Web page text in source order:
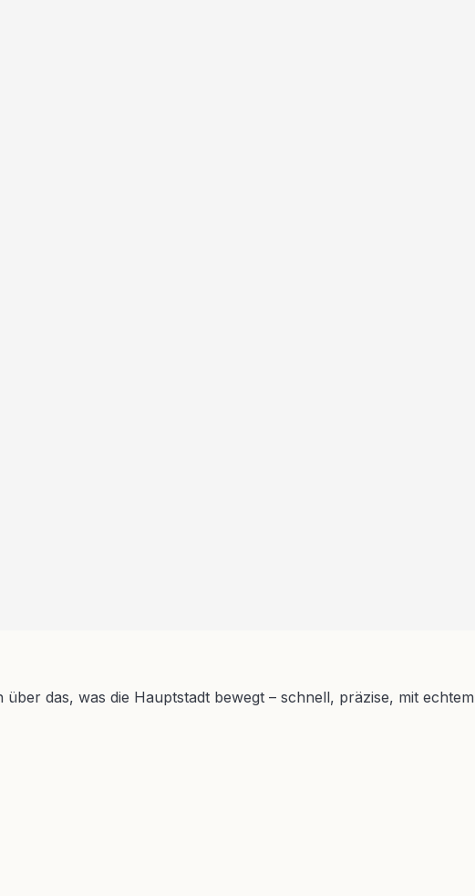
das, was die Hauptstadt bewegt – schnell, präzise, mit echtem